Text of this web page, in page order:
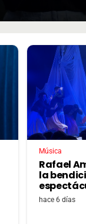
Música
Rafael
la
hace 6 días